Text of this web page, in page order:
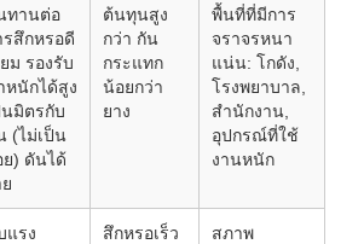
ทานต่อ
รสึกหรอดี
ยม รองรับ
หนักได้สูง
นมิตรกับ
(ไม่เป็น
ย) ดันได้
ต้นทุนสูง
กว่า กัน
กระแทก
น้อยกว่า
ยาง
พื้นที่ที่มีการ
จราจรหนา
แน่น: โกดัง,
โรงพยาบาล,
สำนักงาน,
อุปกรณ์ที่ใช้
งานหนัก
แรง
สึกหรอเร็ว
สภาพ